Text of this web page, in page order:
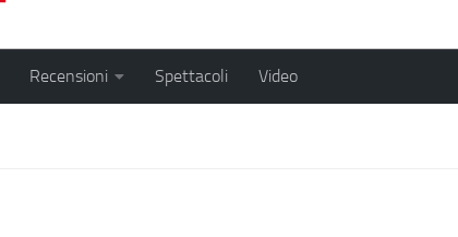
Recensioni Spettacoli Video